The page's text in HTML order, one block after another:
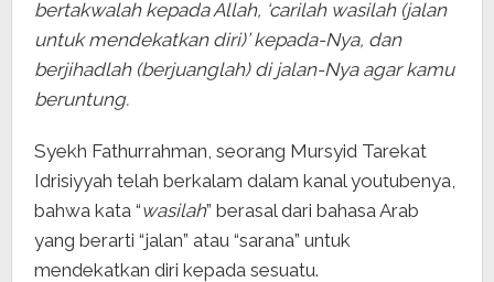
bertakwalah kepada Allah, ‘carilah wasilah (jalan
untuk mendekatkan diri)’ kepada-Nya, dan
berjihadlah (berjuanglah) di jalan-Nya agar kamu
beruntung.
Syekh Fathurrahman, seorang Mursyid Tarekat
Idrisiyyah telah berkalam dalam kanal youtubenya,
bahwa kata “wasilah” berasal dari bahasa Arab
yang berarti “jalan” atau “sarana” untuk
mendekatkan diri kepada sesuatu.